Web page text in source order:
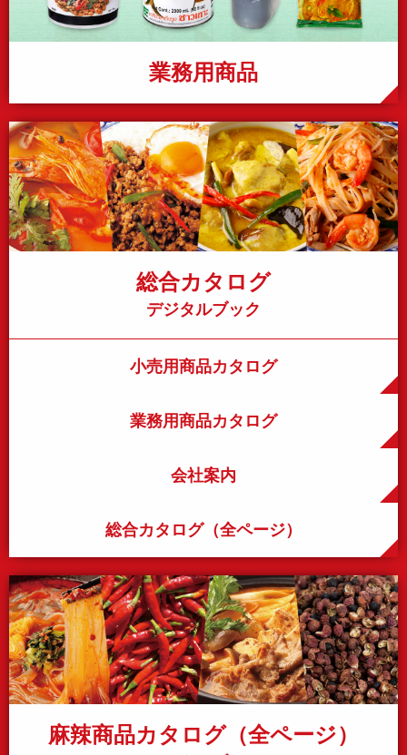
業務用商品
総合カタログ
デジタルブック
小売用商品カタログ
業務用商品カタログ
会社案内
総合カタログ（全ページ）
麻辣商品カタログ（全ページ）